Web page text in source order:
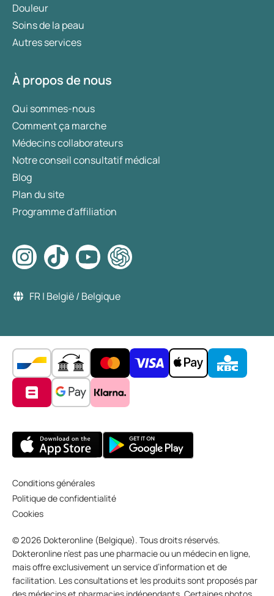
Douleur
Soins de la peau
Autres services
À propos de nous
Qui sommes-nous
Comment ça marche
Médecins collaborateurs
Notre conseil consultatif médical
Blog
Plan du site
Programme d'affiliation
FR | België / Belgique
Conditions générales
Politique de confidentialité
Cookies
© 2026 Dokteronline (Belgique). Tous droits réservés.
Dokteronline n’est pas une pharmacie ou un médecin en ligne,
mais offre exclusivement un service d’information et de
facilitation. Les consultations et les produits sont proposés par